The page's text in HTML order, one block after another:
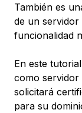
También es
de un servidor
funcionalidad
En este
como servidor
solicitará
para su